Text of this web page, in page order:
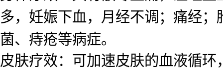
多，妊娠下血， 月经不调；痛经
菌、痔疮等病症。
皮肤疗效：可加速皮肤的血液循